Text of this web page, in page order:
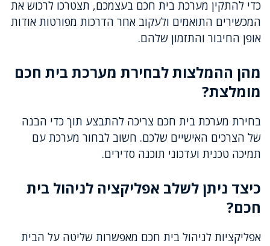
כדי להתקין מערכת בית חכם בעצמכם, תצטרכו לרכוש את
המכשירים התואמים ולעקוב אחר הדרכות מפורטות אודות
אופן החיבור והתזמון שלהם.
מהן ההמלצות לבחירת מערכת בית חכם
מומלצת?
בחירת מערכת בית חכם צריכה להתבצע תוך כדי הבנה
של הצרכים האישיים שלכם. חשוב לבחור מערכת עם
תמיכה טכנית ועדכוני תוכנה סדירים.
כיצד ניתן לשלב אפליקציה לניהול בית
חכם?
אפליקציות לניהול בית חכם מאפשרות שליטה על הבית